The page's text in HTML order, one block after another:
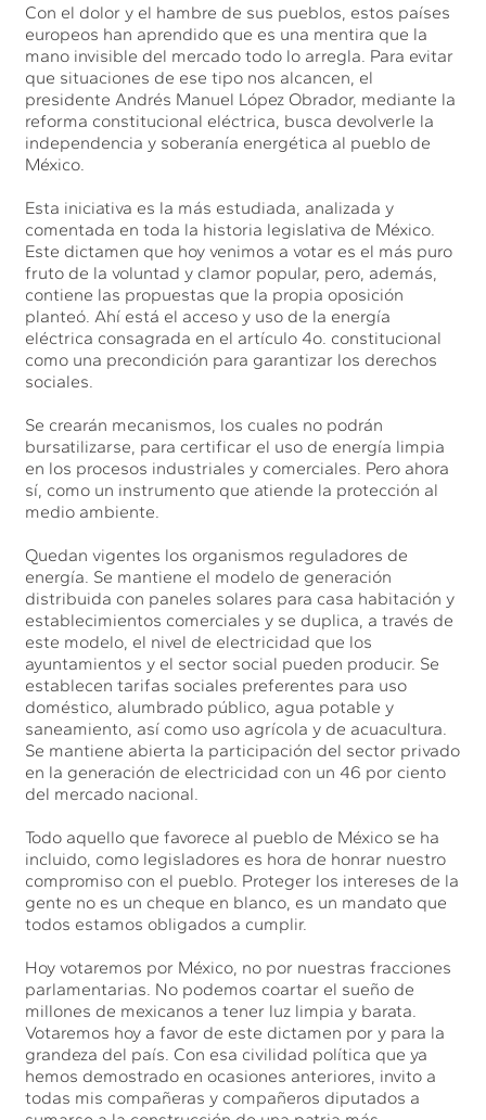
Con el dolor y el hambre de sus pueblos, estos países
europeos han aprendido que es una mentira que la
mano invisible del mercado todo lo arregla. Para evitar
que situaciones de ese tipo nos alcancen, el
presidente Andrés Manuel López Obrador, mediante la
reforma constitucional eléctrica, busca devolverle la
independencia y soberanía energética al pueblo de
México.
Esta iniciativa es la más estudiada, analizada y
comentada en toda la historia legislativa de México.
Este dictamen que hoy venimos a votar es el más puro
fruto de la voluntad y clamor popular, pero, además,
contiene las propuestas que la propia oposición
planteó. Ahí está el acceso y uso de la energía
eléctrica consagrada en el artículo 4o. constitucional
como una precondición para garantizar los derechos
sociales.
Se crearán mecanismos, los cuales no podrán
bursatilizarse, para certificar el uso de energía limpia
en los procesos industriales y comerciales. Pero ahora
sí, como un instrumento que atiende la protección al
medio ambiente.
Quedan vigentes los organismos reguladores de
energía. Se mantiene el modelo de generación
distribuida con paneles solares para casa habitación y
establecimientos comerciales y se duplica, a través de
este modelo, el nivel de electricidad que los
ayuntamientos y el sector social pueden producir. Se
establecen tarifas sociales preferentes para uso
doméstico, alumbrado público, agua potable y
saneamiento, así como uso agrícola y de acuacultura.
Se mantiene abierta la participación del sector privado
en la generación de electricidad con un 46 por ciento
del mercado nacional.
Todo aquello que favorece al pueblo de México se ha
incluido, como legisladores es hora de honrar nuestro
compromiso con el pueblo. Proteger los intereses de la
gente no es un cheque en blanco, es un mandato que
todos estamos obligados a cumplir.
Hoy votaremos por México, no por nuestras fracciones
parlamentarias. No podemos coartar el sueño de
millones de mexicanos a tener luz limpia y barata.
Votaremos hoy a favor de este dictamen por y para la
grandeza del país. Con esa civilidad política que ya
hemos demostrado en ocasiones anteriores, invito a
todas mis compañeras y compañeros diputados a